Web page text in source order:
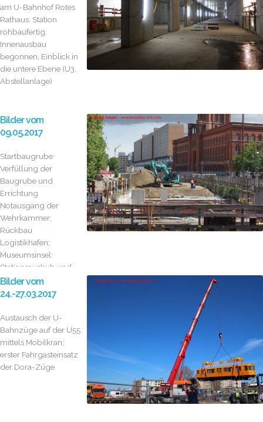
am U-Bahnhof Rotes
Rathaus: Station
rohbaufertig,
Innenausbau
begonnen, Einblick in
die untere Ebene (U3,
Abstellanlage)
Bilder vom
09.05.2017
Startbaugrube:
Verfüllung der
Baugrube und
Errichtung
Notausgang der
Wehrkammer;
Rückbau
Logistikhafen;
Museumsinsel:
Stationsaushub und
Errichtung Zugang
neben dem Zeughaus
Bilder vom
24.-27.03.2017
Austausch der U-
Bahnzüge auf der U55
mittels Mobilkran;
erster Fahrgasteinsatz
der Dora-Züge